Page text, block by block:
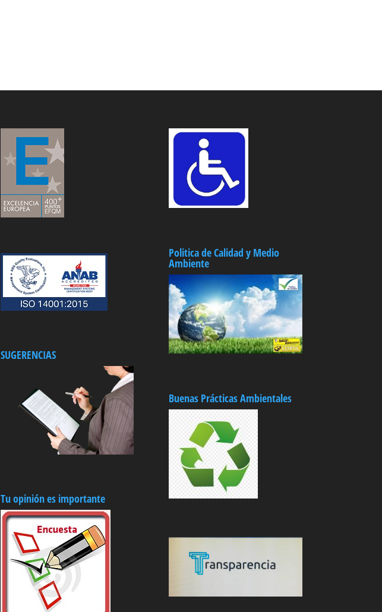
SUGERENCIAS
Tu opinión es importante
Politica de Calidad y Medio
Ambiente
Buenas Prácticas Ambientales